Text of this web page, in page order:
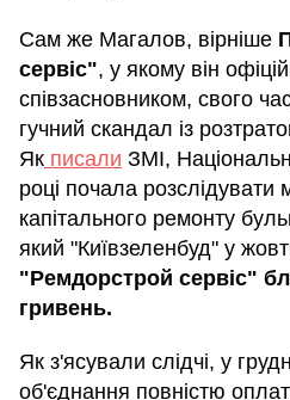
Сам же Магалов, вірніше
сервіс", у якому він
співзасновником, свого
гучний скандал із
Як писали ЗМІ,
році почала розслідувати
капітального ремонту
який "Київзеленбуд" у
"Ремдорстрой сервіс"
гривень.
Як з'ясували слідчі, у
об'єднання повністю